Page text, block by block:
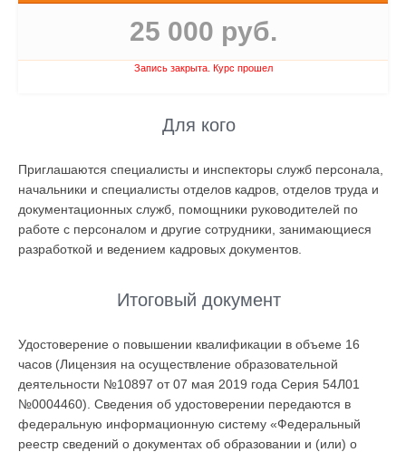
25 000 руб.
Запись закрыта. Курс прошел
Для кого
Приглашаются специалисты и инспекторы служб персонала,
начальники и специалисты отделов кадров, отделов труда и
документационных служб, помощники руководителей по
работе с персоналом и другие сотрудники, занимающиеся
разработкой и ведением кадровых документов.
Итоговый документ
Удостоверение о повышении квалификации в объеме 16
часов (Лицензия на осуществление образовательной
деятельности №10897 от 07 мая 2019 года Серия 54Л01
№0004460). Сведения об удостоверении передаются в
федеральную информационную систему «Федеральный
реестр сведений о документах об образовании и (или) о